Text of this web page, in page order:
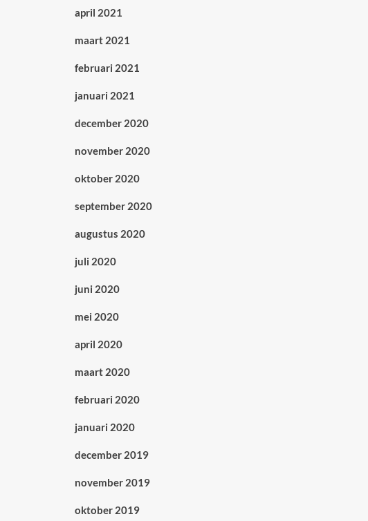
april 2021
maart 2021
februari 2021
januari 2021
december 2020
november 2020
oktober 2020
september 2020
augustus 2020
juli 2020
juni 2020
mei 2020
april 2020
maart 2020
februari 2020
januari 2020
december 2019
november 2019
oktober 2019